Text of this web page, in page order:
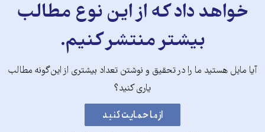
خواهد داد که از این نوع مطالب
بیشتر منتشر کنیم.
آیا مایل هستید ما را در تحقیق و نوشتن تعداد بیشتری از این‌گونه مطالب
یاری کنید؟